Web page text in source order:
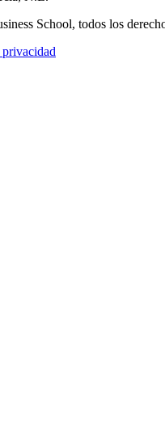
School, todos los